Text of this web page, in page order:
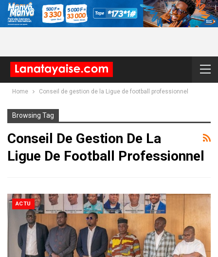
Home Conseil de gestion de la Ligue de football professionnel
Browsing Tag
Conseil De Gestion De La
Ligue De Football Professionnel
ACTU